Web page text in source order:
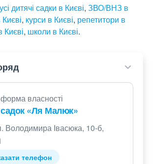
усі дитячі садки в Києві, ЗВО/ВНЗ в
, курси в Києві, репетитори в
Києві, школи в Києві.
власності
«Ля Малюк»
Володимира Івасюка, 10-б,
телефон